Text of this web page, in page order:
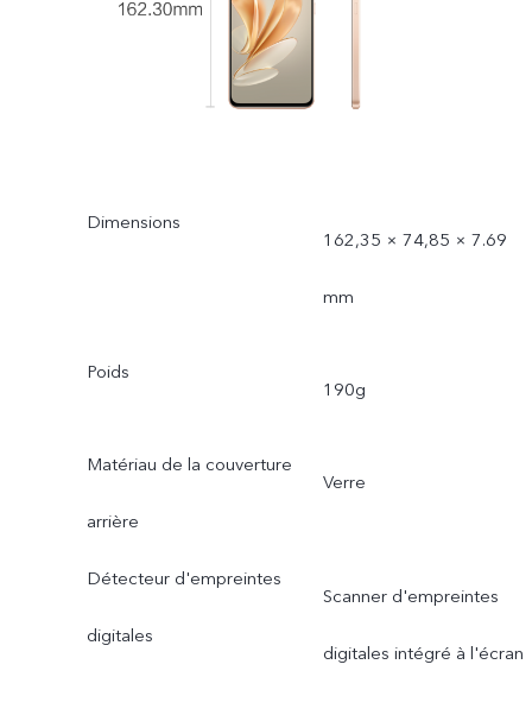
Dimensions
162,35 × 74,85 × 7.69
mm
Poids
190g
Matériau de la couverture
arrière
Verre
Détecteur d'empreintes
digitales
Scanner d'empreintes
digitales intégré à l'écran